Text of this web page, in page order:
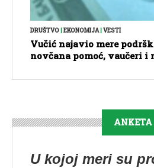
DRUŠTVO EKONOMIJA| VESTI
Vučić najavio mere
novčana pomoć, vaučeri i
ANKETA
U kojoj meri su